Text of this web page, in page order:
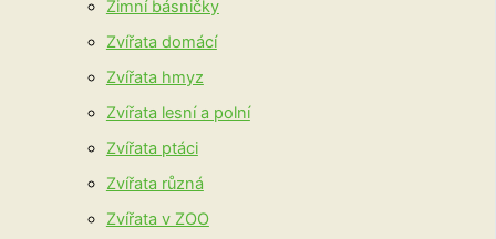
Zimní básničky
Zvířata domácí
Zvířata hmyz
Zvířata lesní a polní
Zvířata ptáci
Zvířata různá
Zvířata v ZOO